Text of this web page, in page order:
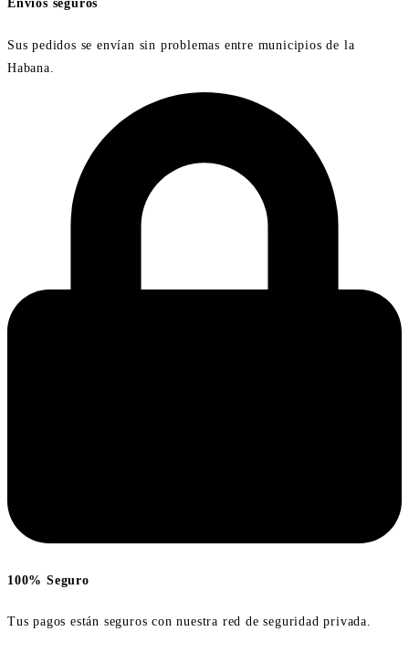
Envíos seguros
Sus pedidos se envían sin problemas entre municipios de la
Habana.
100% Seguro
Tus pagos están seguros con nuestra red de seguridad privada.